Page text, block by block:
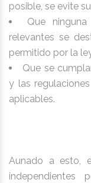
posible, se evite
Que
relevantes se
permitido por la
Que se
y las
aplicables.
Aunado a esto,
independientes